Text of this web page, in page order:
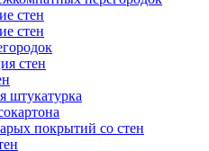
стен
стен
стен
штукатурка
покрытий со стен